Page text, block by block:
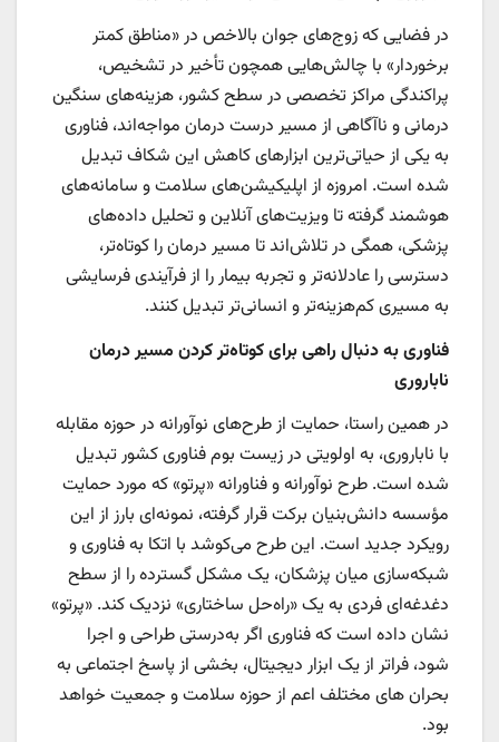
در فضایی که زوج‌های جوان بالاخص در «مناطق کمتر
برخوردار» با چالش‌هایی همچون تأخیر در تشخیص،
پراکندگی مراکز تخصصی در سطح کشور، هزینه‌های سنگین
درمانی و ناآگاهی از مسیر درست درمان مواجه‌اند، فناوری
به یکی از حیاتی‌ترین ابزارهای کاهش این شکاف تبدیل
شده است. امروزه از اپلیکیشن‌های سلامت و سامانه‌های
هوشمند گرفته تا ویزیت‌های آنلاین و تحلیل داده‌های
پزشکی، همگی در تلاش‌اند تا مسیر درمان را کوتاه‌تر،
دسترسی را عادلانه‌تر و تجربه بیمار را از فرآیندی فرسایشی
به مسیری کم‌هزینه‌تر و انسانی‌تر تبدیل کنند.
فناوری به دنبال راهی برای کوتاه‌تر کردن مسیر درمان
ناباروری
در همین راستا، حمایت از طرح‌های نوآورانه در حوزه مقابله
با ناباروری، به اولویتی در زیست بوم فناوری کشور تبدیل
شده است. طرح نوآورانه و فناورانه «پرتو» که مورد حمایت
مؤسسه دانش‌بنیان برکت قرار گرفته، نمونه‌ای بارز از این
رویکرد جدید است. این طرح می‌کوشد با اتکا به فناوری و
شبکه‌سازی میان پزشکان، یک مشکل گسترده را از سطح
دغدغه‌ای فردی به یک «راه‌حل ساختاری» نزدیک کند. «پرتو»
نشان داده است که فناوری اگر به‌درستی طراحی و اجرا
شود، فراتر از یک ابزار دیجیتال، بخشی از پاسخ اجتماعی به
بحران های مختلف اعم از حوزه سلامت و جمعیت خواهد
بود.